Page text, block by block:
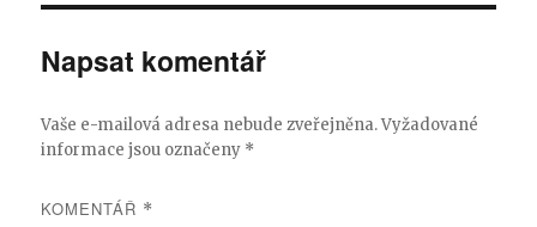
Napsat komentář
Vaše e-mailová adresa nebude zveřejněna. Vyžadované
informace jsou označeny *
KOMENTÁŘ *